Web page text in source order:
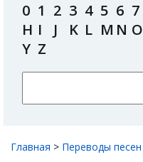
0 1 2 3 4 5 6 7
H I J K L M N O
Y Z
Главная > Переводы песен